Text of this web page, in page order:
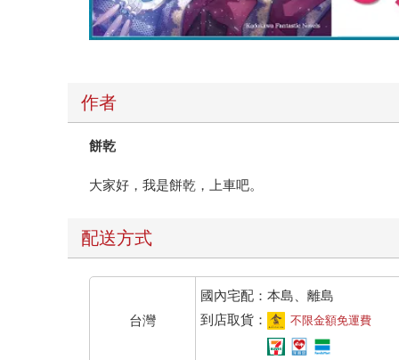
作者
餅乾
大家好，我是餅乾，上車吧。
配送方式
台灣
國內宅配：本島、離島
到店取貨：
不限金額免運費